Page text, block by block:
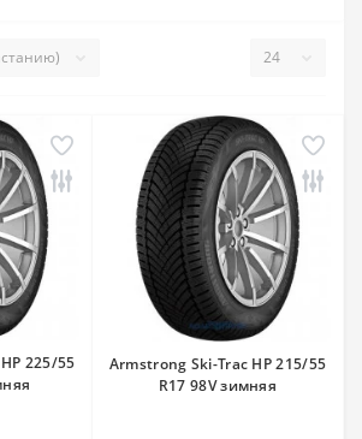
225/55
Armstrong Ski-Trac HP 215/55
R17 98V зимняя